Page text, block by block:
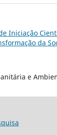
Iniciação
da
e